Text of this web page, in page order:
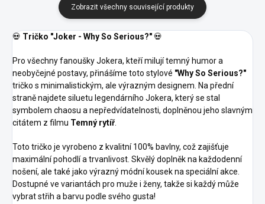
Zobrazit všechny související produkty
💀 Tričko "Joker - Why So Serious?"💀
Pro všechny fanoušky Jokera, kteří milují temný humor a
neobyčejné postavy, přinášíme toto stylové "Why So Serious?"
tričko s minimalistickým, ale výrazným designem. Na přední
straně najdete siluetu legendárního Jokera, který se stal
symbolem chaosu a nepředvídatelnosti, doplněnou jeho slavným
citátem z filmu Temný rytíř.
Toto tričko je vyrobeno z kvalitní 100% bavlny, což zajišťuje
maximální pohodlí a trvanlivost. Skvělý doplněk na každodenní
nošení, ale také jako výrazný módní kousek na speciální akce.
Dostupné ve variantách pro muže i ženy, takže si každý může
vybrat střih a barvu podle svého gusta!